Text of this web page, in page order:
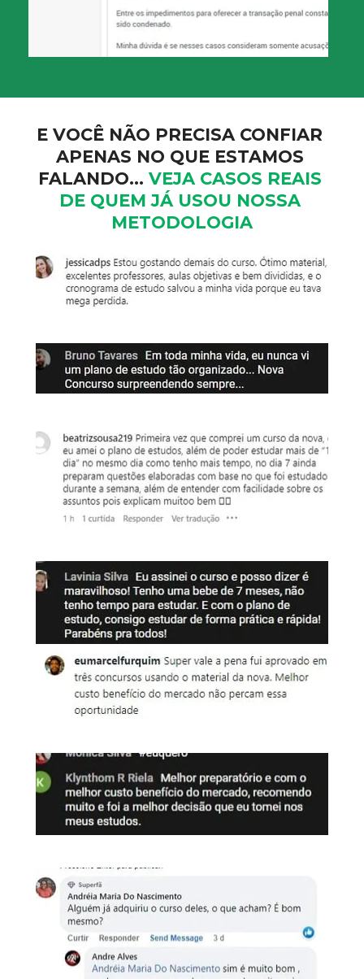
E VOCÊ NÃO PRECISA CONFIAR
APENAS NO QUE ESTAMOS
FALANDO… VEJA CASOS REAIS
DE QUEM JÁ USOU NOSSA
METODOLOGIA